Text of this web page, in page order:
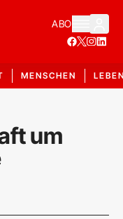
ABO
MENSCHEN
um